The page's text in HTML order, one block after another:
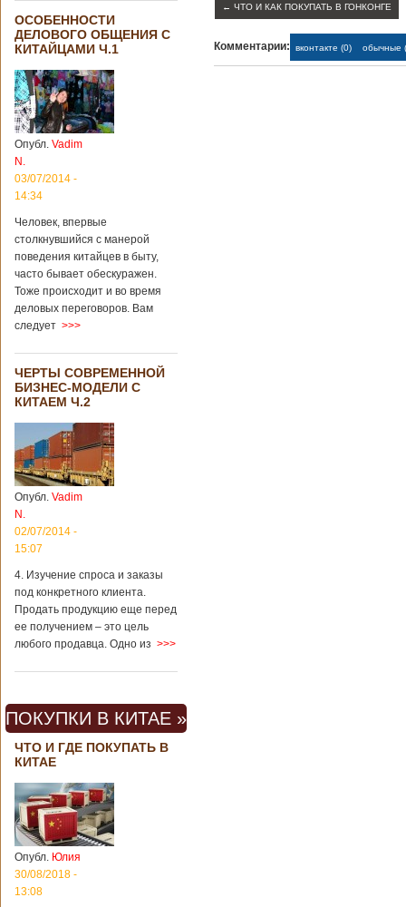
ОСОБЕННОСТИ
ДЕЛОВОГО ОБЩЕНИЯ С
КИТАЙЦАМИ Ч.1
Опубл. Vadim
N.
03/07/2014 -
14:34
Человек, впервые
столкнувшийся с манерой
поведения китайцев в быту,
часто бывает обескуражен.
Тоже происходит и во время
деловых переговоров. Вам
следует >>>
ЧЕРТЫ СОВРЕМЕННОЙ
БИЗНЕС-МОДЕЛИ С
КИТАЕМ Ч.2
Опубл. Vadim
N.
02/07/2014 -
15:07
4. Изучение спроса и заказы
под конкретного клиента.
Продать продукцию еще перед
ее получением – это цель
любого продавца. Одно из >>>
ПОКУПКИ В КИТАЕ »
ЧТО И ГДЕ ПОКУПАТЬ В
КИТАЕ
Опубл. Юлия
30/08/2018 -
13:08
← ЧТО И КАК ПОКУПАТЬ В ГОНКОНГЕ
Комментарии: вконтакте (0) обычные